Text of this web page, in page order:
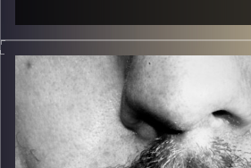
של הופעות חיות. הרבה ג'אם, רוק,
בלוז, bluegrass, ג'אז, Fאנק, פרוגרסיב ואפילו אלקטרוניקה.
David